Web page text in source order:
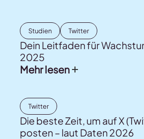
Studien Twitter
Dein Leitfaden für
2025
Mehr lesen
Twitter
Die beste Zeit, um auf X
posten – laut Daten 2026